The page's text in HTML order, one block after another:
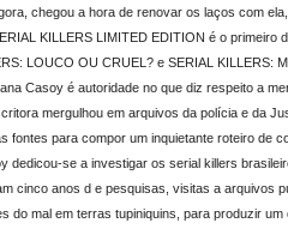
chegou a hora de renovar os laços com
KILLERS LIMITED EDITION é o
LOUCO OU CRUEL? e SERIAL KILLERS:
Casoy é autoridade no que diz respeito a
mergulhou em arquivos da polícia e da
fontes para compor um inquietante roteiro de
dedicou-se a investigar os serial killers
cinco anos d e pesquisas, visitas a arquivos
do mal em terras tupiniquins, para produzir